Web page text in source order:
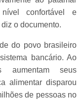
confortável e
o documento.
do povo brasileiro
bancário. Ao
aumentam seus
alimentar disparou
de pessoas no